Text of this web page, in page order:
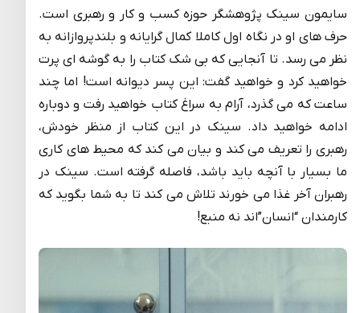
سایمون سینک پژوهشگر حوزه کسب و کار و رهبری است.
حرف های او در نگاه اول کاملا کمال گرایانه و بلندپروازانه به
نظر می رسد. تا آنجایی که بی شک کتاب را به گوشه ای پرت
خواهید کرد و خواهید گفت: این پسر دیوانه است! اما چند
ساعت که می گذرد، آرام به سراغ کتاب خواهید رفت و دوباره
ادامه خواهید داد. سینک در این کتاب از منظر خودش،
رهبری را تعریف می کند و بیان می کند که محیط های کاری
ما بسیار با آنچه باید باشد، فاصله گرفته است. سینک در
رهبران آخر غذا می خورند تلاش می کند تا به شما بگوید که
کارمندان “انسان”اند نه منبع!